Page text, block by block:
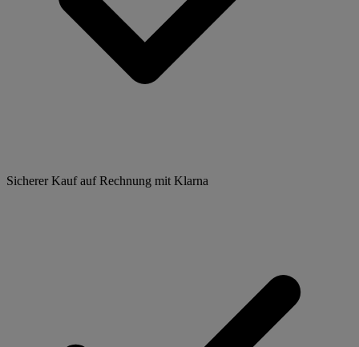
Sicherer Kauf auf Rechnung mit Klarna